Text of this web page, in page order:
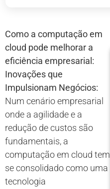
Como a computação em
cloud pode melhorar a
eficiência empresarial:
Inovações que
Impulsionam Negócios:
Num cenário empresarial
onde a agilidade e a
redução de custos são
fundamentais, a
computação em cloud tem
se consolidado como uma
tecnologia